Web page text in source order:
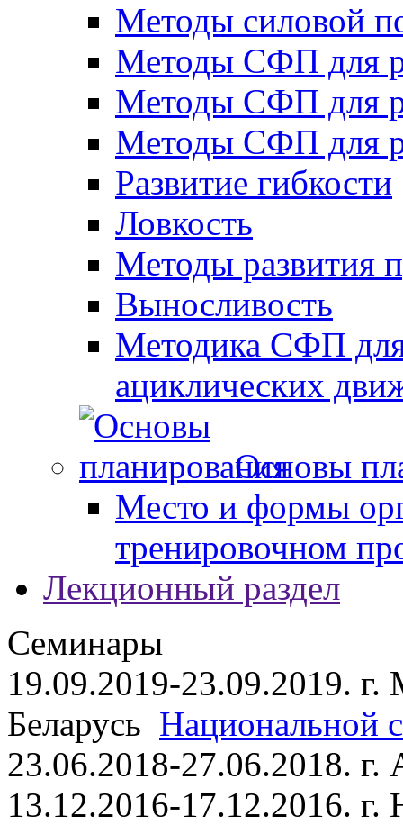
Методы силовой
Методы СФП для
Методы СФП для
Методы СФП для
Развитие гибкости
Ловкость
Методы развития
Выносливость
Методика СФП для
ациклических
Основы
Место и формы
тренировочном
Лекционный раздел
Семинары
19.09.2019-23.09.2019. г.
Беларусь Национальной
23.06.2018-27.06.2018.
13.12.2016-17.12.2016.